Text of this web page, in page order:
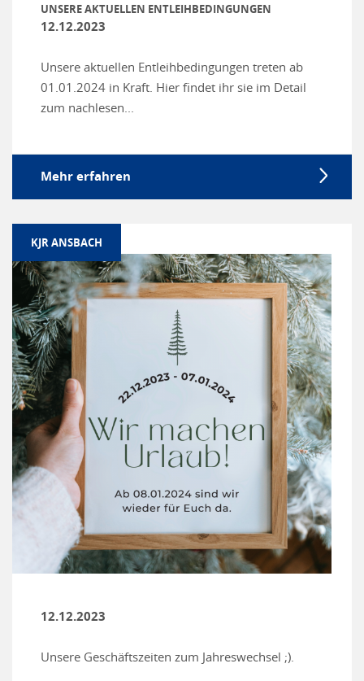
UNSERE AKTUELLEN ENTLEIHBEDINGUNGEN
12.12.2023
Unsere aktuellen Entleihbedingungen treten ab
01.01.2024 in Kraft. Hier findet ihr sie im Detail
zum nachlesen...
Mehr erfahren
KJR ANSBACH
12.12.2023
Unsere Geschäftszeiten zum Jahreswechsel ;).